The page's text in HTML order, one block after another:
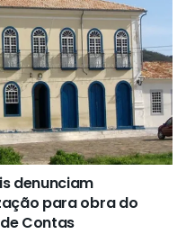
denunciam
para obra do
Contas